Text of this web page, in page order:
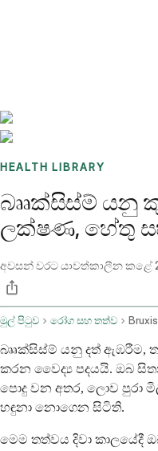
HEALTH LIBRARY
බෲක්සිස්ම් යනු
ලක්ෂණ, හේතු
අවසන් වරට යාවත්කාලීන කළේ
මුල් පිටුව රෝග සහ තත්ව
බෲක්සිස්ම් යනු දත් ඇඹරීම,
කරන වෛද්‍ය පදයයි. ඔබ
පොදු වන අතර, ලොව
හඳුනා නොගෙන සිටිති.
මෙම තත්වය දිවා කාලයේදී